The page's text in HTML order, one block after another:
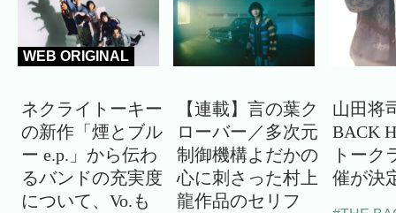
WEB ORIGINAL
ネクライトーキー
の新作「煙とブル
ー e.p.」から伝わ
るバンドの充実度
について、Vo.も
【連載】言の葉ク
ローバー／多次元
制御機構よだかの
心に刺さった村上
龍作品のセリフ
山田将
BACK
トーク
催が決